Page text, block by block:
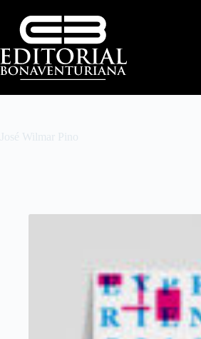
José Wilmar Pino